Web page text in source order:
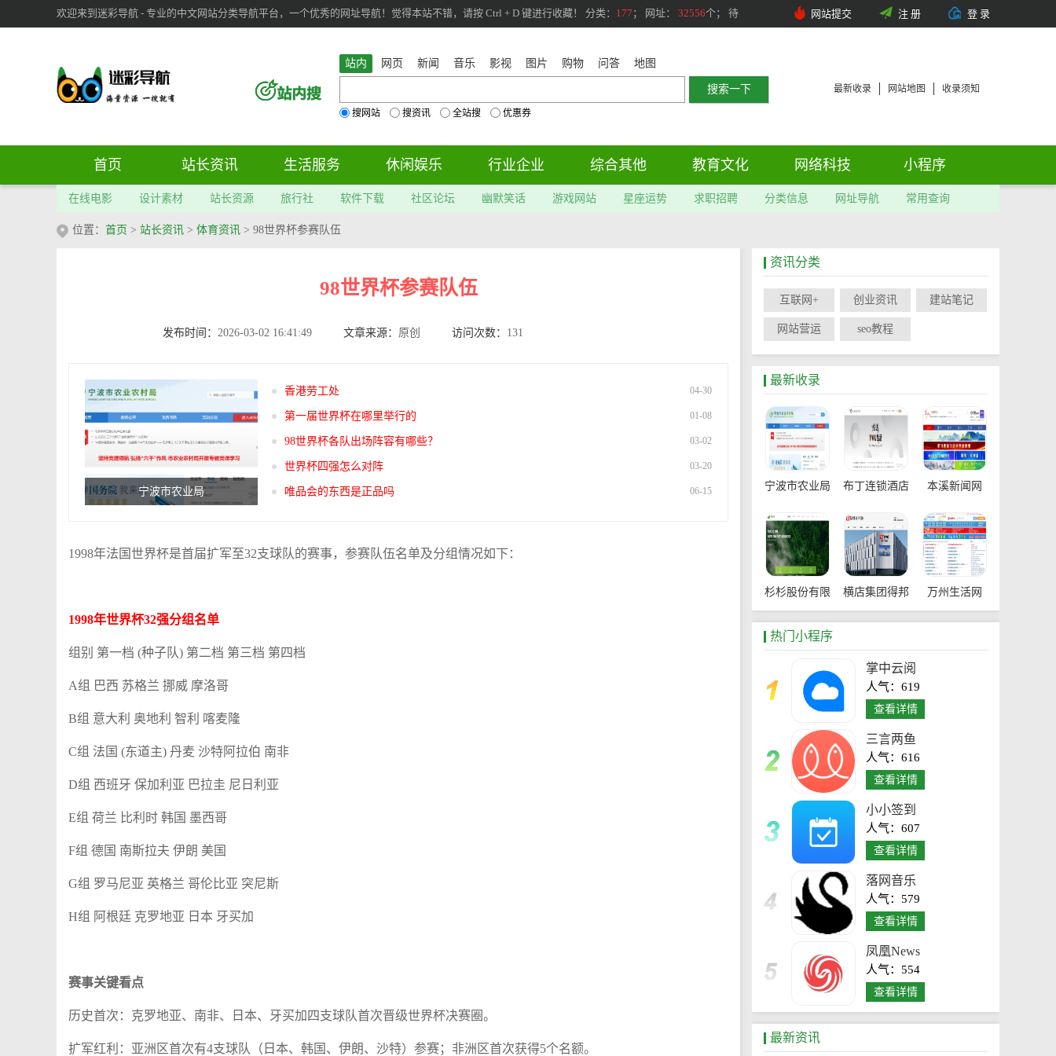
欢迎来到迷彩导航 - 专业的中文网站分类导航平台，一个优秀的网址导航！觉得本站不错，请按 Ctrl + D 键进行收藏！ 分类： 177 ； 网址： 32556个； 待
网站提交 注 册 登 录
站内 网页 新闻 音乐 影视 图片 购物 问答 地图
搜网站 搜资讯 全站搜 优惠券
最新收录 网站地图 收录须知
首页 站长资讯 生活服务 休闲娱乐 行业企业 综合其他 教育文化 网络科技 小程序
在线电影 设计素材 站长资源 旅行社 软件下载 社区论坛 幽默笑话 游戏网站 星座运势 求职招聘 分类信息 网址导航 常用查询
位置： 首页 > 站长资讯 > 体育资讯 > 98世界杯参赛队伍
98世界杯参赛队伍
发布时间： 2026-03-02 16:41:49 文章来源： 原创 访问次数： 131
宁波市农业局
香港劳工处 04-30
第一届世界杯在哪里举行的 01-08
98世界杯各队出场阵容有哪些？ 03-02
世界杯四强怎么对阵 03-20
唯品会的东西是正品吗 06-15
1998年法国世界杯是首届扩军至32支球队的赛事，参赛队伍名单及分组情况如下：
1998年世界杯32强分组名单
组别 第一档 (种子队) 第二档 第三档 第四档
A组 巴西 苏格兰 挪威 摩洛哥
B组 意大利 奥地利 智利 喀麦隆
C组 法国 (东道主) 丹麦 沙特阿拉伯 南非
D组 西班牙 保加利亚 巴拉圭 尼日利亚
E组 荷兰 比利时 韩国 墨西哥
F组 德国 南斯拉夫 伊朗 美国
G组 罗马尼亚 英格兰 哥伦比亚 突尼斯
H组 阿根廷 克罗地亚 日本 牙买加
赛事关键看点
历史首次：克罗地亚、南非、日本、牙买加四支球队首次晋级世界杯决赛圈。
扩军红利：亚洲区首次有4支球队（日本、韩国、伊朗、沙特）参赛；非洲区首次获得5个名额。
资讯分类
互联网+ 创业资讯 建站笔记
网站营运 seo教程
最新收录
宁波市农业局 布丁连锁酒店 本溪新闻网
杉杉股份有限
公司
横店集团得邦
工程塑料有限
万州生活网
热门小程序
掌中云阅
人气：619
查看详情
三言两鱼
人气：616
查看详情
小小签到
人气：607
查看详情
落网音乐
人气：579
查看详情
凤凰News
人气：554
查看详情
最新资讯